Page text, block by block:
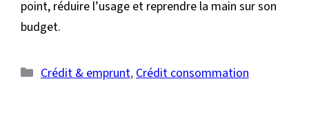
point, réduire l’usage et reprendre la main sur son
budget.
Catégories
Crédit & emprunt, Crédit consommation